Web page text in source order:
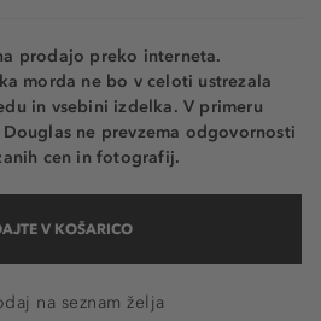
prodajo preko interneta.
morda ne bo v celoti ustrezala
in vsebini izdelka. V primeru
ne prevzema odgovornosti
cen in fotografij.
V KOŠARICO
na seznam želja